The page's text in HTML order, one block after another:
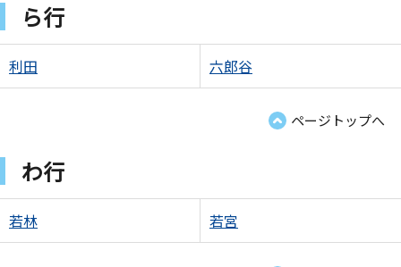
ら行
利田 六郎谷
ページトップへ
わ行
若林 若宮